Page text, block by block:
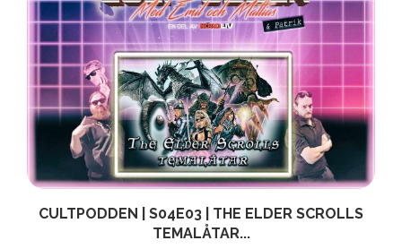
CULTPODDEN | S04E03 | THE ELDER SCROLLS
TEMALÅTAR...